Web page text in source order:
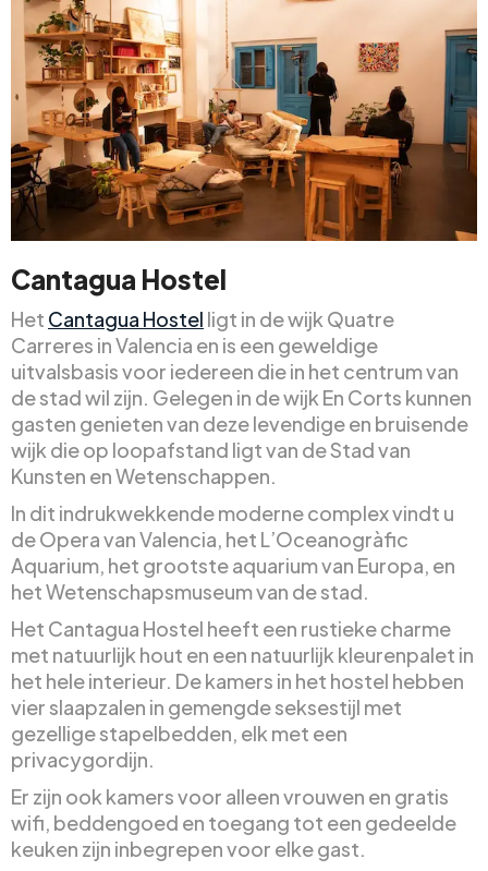
Cantagua Hostel
Het Cantagua Hostel ligt in de wijk Quatre
Carreres in Valencia en is een geweldige
uitvalsbasis voor iedereen die in het centrum van
de stad wil zijn. Gelegen in de wijk En Corts kunnen
gasten genieten van deze levendige en bruisende
wijk die op loopafstand ligt van de Stad van
Kunsten en Wetenschappen.
In dit indrukwekkende moderne complex vindt u
de Opera van Valencia, het L’Oceanogràfic
Aquarium, het grootste aquarium van Europa, en
het Wetenschapsmuseum van de stad.
Het Cantagua Hostel heeft een rustieke charme
met natuurlijk hout en een natuurlijk kleurenpalet in
het hele interieur. De kamers in het hostel hebben
vier slaapzalen in gemengde seksestijl met
gezellige stapelbedden, elk met een
privacygordijn.
Er zijn ook kamers voor alleen vrouwen en gratis
wifi, beddengoed en toegang tot een gedeelde
keuken zijn inbegrepen voor elke gast.